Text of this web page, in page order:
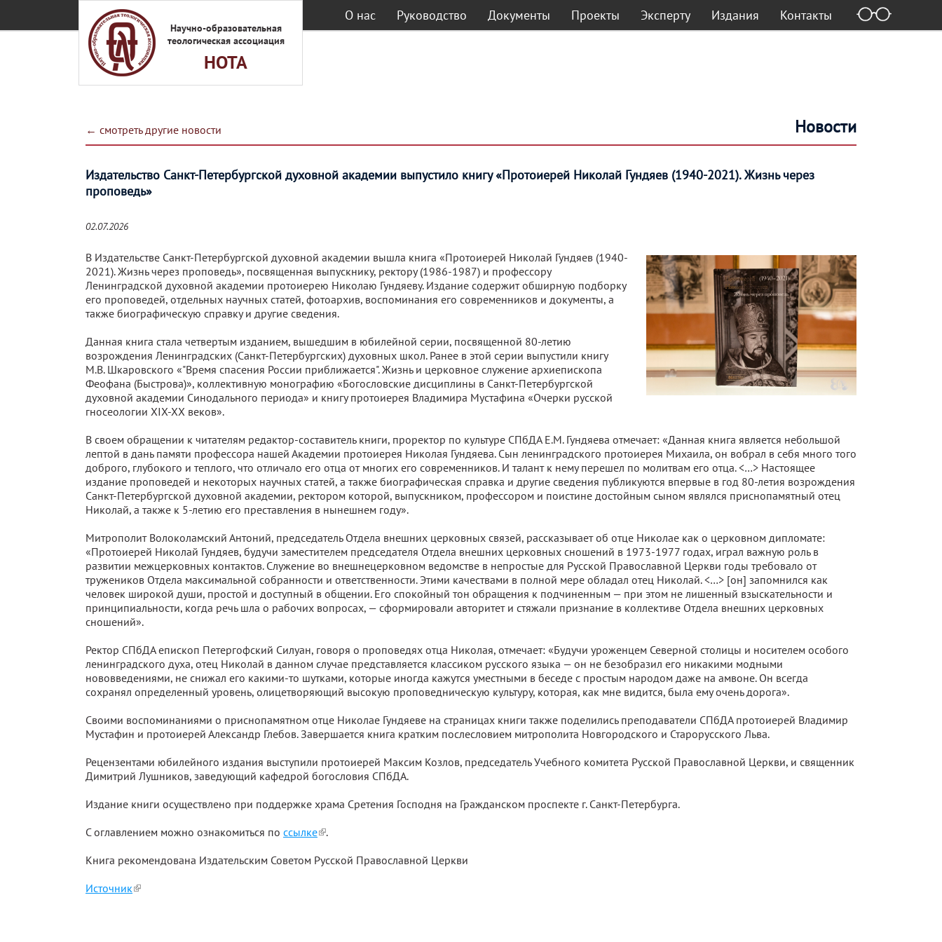
Перейти к основному содержанию
Научно-образовательная
теологическая ассоциация
НОТА
О нас Руководство Документы Проекты Эксперту Издания Контакты
← смотреть другие новости Новости
Издательство Санкт-Петербургской духовной академии выпустило книгу «Протоиерей Николай Гундяев (1940-2021). Жизнь через
проповедь»
02.07.2026
В Издательстве Санкт-Петербургской духовной академии вышла книга «Протоиерей Николай Гундяев (1940-
2021). Жизнь через проповедь», посвященная выпускнику, ректору (1986-1987) и профессору
Ленинградской духовной академии протоиерею Николаю Гундяеву. Издание содержит обширную подборку
его проповедей, отдельных научных статей, фотоархив, воспоминания его современников и документы, а
также биографическую справку и другие сведения.
Данная книга стала четвертым изданием, вышедшим в юбилейной серии, посвященной 80-летию
возрождения Ленинградских (Санкт-Петербургских) духовных школ. Ранее в этой серии выпустили книгу
М.В. Шкаровского «"Время спасения России приближается". Жизнь и церковное служение архиепископа
Феофана (Быстрова)», коллективную монографию «Богословские дисциплины в Санкт-Петербургской
духовной академии Cинодального периода» и книгу протоиерея Владимира Мустафина «Очерки русской
гносеологии XIX-XX веков».
В своем обращении к читателям редактор-составитель книги, проректор по культуре СПбДА Е.М. Гундяева отмечает: «Данная книга является небольшой
лептой в дань памяти профессора нашей Академии протоиерея Николая Гундяева. Сын ленинградского протоиерея Михаила, он вобрал в себя много того
доброго, глубокого и теплого, что отличало его отца от многих его современников. И талант к нему перешел по молитвам его отца. <…> Настоящее
издание проповедей и некоторых научных статей, а также биографическая справка и другие сведения публикуются впервые в год 80-летия возрождения
Санкт-Петербургской духовной академии, ректором которой, выпускником, профессором и поистине достойным сыном являлся приснопамятный отец
Николай, а также к 5-летию его преставления в нынешнем году».
Митрополит Волоколамский Антоний, председатель Отдела внешних церковных связей, рассказывает об отце Николае как о церковном дипломате:
«Протоиерей Николай Гундяев, будучи заместителем председателя Отдела внешних церковных сношений в 1973-1977 годах, играл важную роль в
развитии межцерковных контактов. Служение во внешнецерковном ведомстве в непростые для Русской Православной Церкви годы требовало от
тружеников Отдела максимальной собранности и ответственности. Этими качествами в полной мере обладал отец Николай. <…> [он] запомнился как
человек широкой души, простой и доступный в общении. Его спокойный тон обращения к подчиненным — при этом не лишенный взыскательности и
принципиальности, когда речь шла о рабочих вопросах, — сформировали авторитет и стяжали признание в коллективе Отдела внешних церковных
сношений».
Ректор СПбДА епископ Петергофский Силуан, говоря о проповедях отца Николая, отмечает: «Будучи уроженцем Северной столицы и носителем особого
ленинградского духа, отец Николай в данном случае представляется классиком русского языка — он не безобразил его никакими модными
нововведениями, не снижал его какими-то шутками, которые иногда кажутся уместными в беседе с простым народом даже на амвоне. Он всегда
сохранял определенный уровень, олицетворяющий высокую проповедническую культуру, которая, как мне видится, была ему очень дорога».
Своими воспоминаниями о приснопамятном отце Николае Гундяеве на страницах книги также поделились преподаватели СПбДА протоиерей Владимир
Мустафин и протоиерей Александр Глебов. Завершается книга кратким послесловием митрополита Новгородского и Старорусского Льва.
Рецензентами юбилейного издания выступили протоиерей Максим Козлов, председатель Учебного комитета Русской Православной Церкви, и священник
Димитрий Лушников, заведующий кафедрой богословия СПбДА.
Издание книги осуществлено при поддержке храма Сретения Господня на Гражданском проспекте г. Санкт-Петербурга.
С оглавлением можно ознакомиться по ссылке
.
Книга рекомендована Издательским Советом Русской Православной Церкви
Источник